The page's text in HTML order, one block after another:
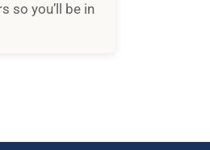
so you’ll be in